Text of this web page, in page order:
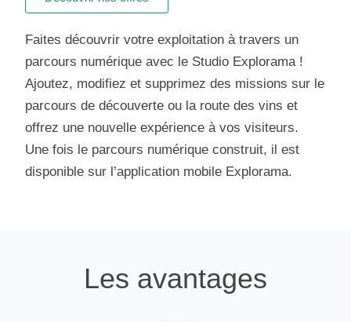
Faites découvrir votre exploitation à travers un
parcours numérique avec le Studio Explorama !
Ajoutez, modifiez et supprimez des missions sur le
parcours de découverte ou la route des vins et
offrez une nouvelle expérience à vos visiteurs.
Une fois le parcours numérique construit, il est
disponible sur l’application mobile Explorama.
Les avantages